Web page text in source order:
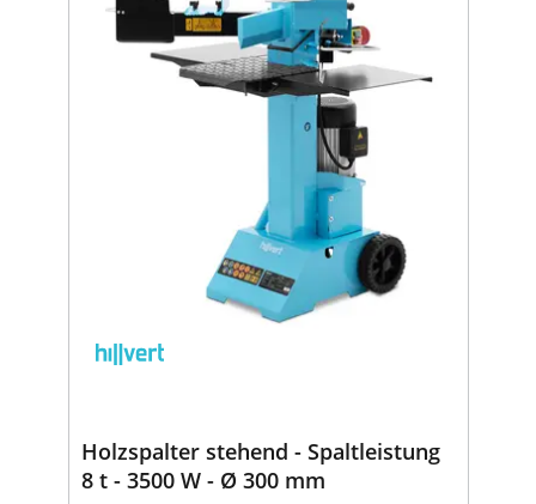
Holzspalter stehend - Spaltleistung
8 t - 3500 W - Ø 300 mm